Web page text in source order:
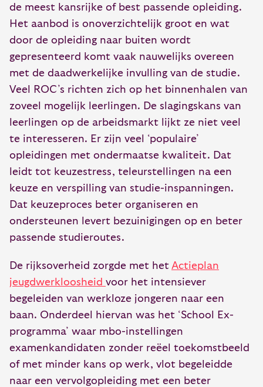
de meest kansrijke of best passende opleiding.
Het aanbod is onoverzichtelijk groot en wat
door de opleiding naar buiten wordt
gepresenteerd komt vaak nauwelijks overeen
met de daadwerkelijke invulling van de studie.
Veel ROC’s richten zich op het binnenhalen van
zoveel mogelijk leerlingen. De slagingskans van
leerlingen op de arbeidsmarkt lijkt ze niet veel
te interesseren. Er zijn veel ‘populaire’
opleidingen met ondermaatse kwaliteit. Dat
leidt tot keuzestress, teleurstellingen na een
keuze en verspilling van studie-inspanningen.
Dat keuzeproces beter organiseren en
ondersteunen levert bezuinigingen op en beter
passende studieroutes.
De rijksoverheid zorgde met het Actieplan
jeugdwerkloosheid voor het intensiever
begeleiden van werkloze jongeren naar een
baan. Onderdeel hiervan was het ‘School Ex-
programma’ waar mbo-instellingen
examenkandidaten zonder reëel toekomstbeeld
of met minder kans op werk, vlot begeleidde
naar een vervolgopleiding met een beter